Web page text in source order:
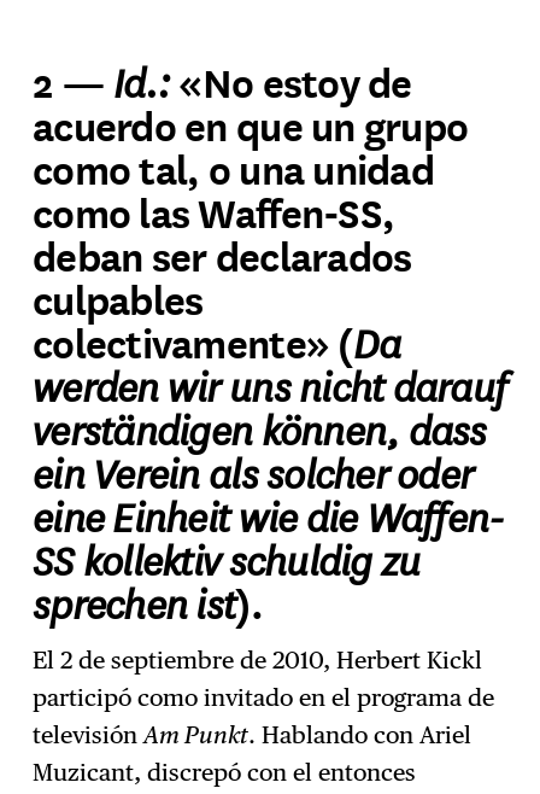
2 —Id.:«No estoy de
acuerdo en que un grupo
como tal, o una unidad
como las Waffen-SS,
deban ser declarados
culpables
colectivamente» (Da
werden wir uns nicht darauf
verständigen können, dass
ein Verein als solcher oder
eine Einheit wie die Waffen-
SS kollektiv schuldig zu
sprechen ist).
El 2 de septiembre de 2010, Herbert Kickl
participó como invitado en el programa de
televisiónAm Punkt. Hablando con Ariel
Muzicant, discrepó con el entonces